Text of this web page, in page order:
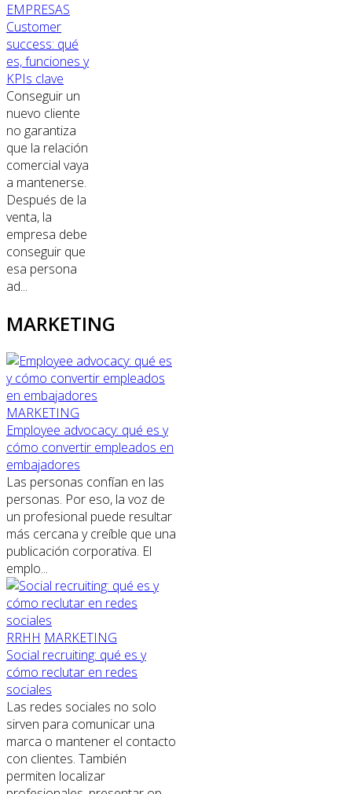
EMPRESAS
Customer
success: qué
es, funciones y
KPIs clave
Conseguir un
nuevo cliente
no garantiza
que la relación
comercial vaya
a mantenerse.
Después de la
venta, la
empresa debe
conseguir que
esa persona
ad...
MARKETING
MARKETING
Employee advocacy: qué es y
cómo convertir empleados en
embajadores
Las personas confían en las
personas. Por eso, la voz de
un profesional puede resultar
más cercana y creíble que una
publicación corporativa. El
emplo...
RRHH MARKETING
Social recruiting: qué es y
cómo reclutar en redes
sociales
Las redes sociales no solo
sirven para comunicar una
marca o mantener el contacto
con clientes. También
permiten localizar